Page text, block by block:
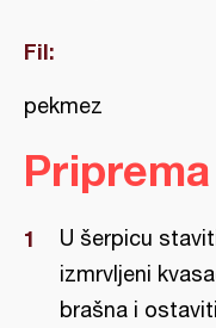
Fil:
pekmez
Priprema
U šerpicu
izmrvljeni
brašna i